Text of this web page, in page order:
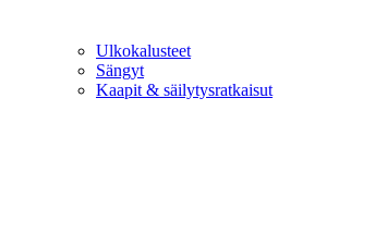
Ulkokalusteet
Sängyt
Kaapit & säilytysratkaisut